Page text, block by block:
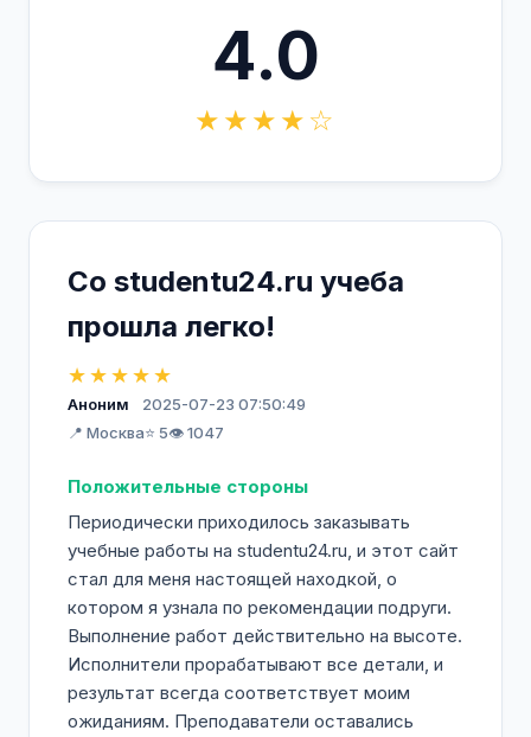
4.0
★★★★☆
Со studentu24.ru учеба
прошла легко!
★★★★★
Аноним
2025-07-23 07:50:49
📍 Москва⭐ 5👁️ 1047
Положительные стороны
Периодически приходилось заказывать
учебные работы на studentu24.ru, и этот сайт
стал для меня настоящей находкой, о
котором я узнала по рекомендации подруги.
Выполнение работ действительно на высоте.
Исполнители прорабатывают все детали, и
результат всегда соответствует моим
ожиданиям. Преподаватели оставались